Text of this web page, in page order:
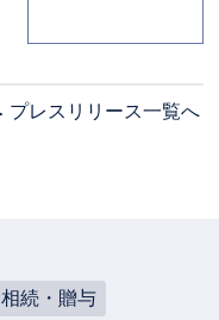
プレスリリース一覧へ
相続・贈与